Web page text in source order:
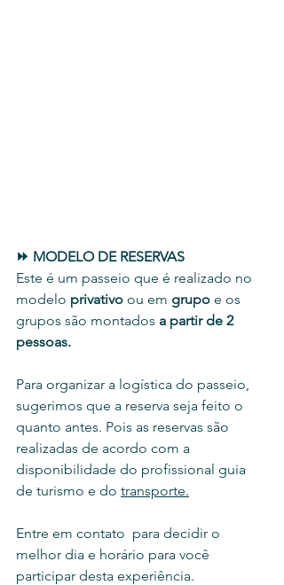
⏩ MODELO DE RESERVAS
Este é um passeio que é realizado no
modelo privativo ou em grupo e os
grupos são montados a partir de 2
pessoas.
Para organizar a logística do passeio,
sugerimos que a reserva seja feito o
quanto antes. Pois as reservas são
realizadas de acordo com a
disponibilidade do profissional guia
de turismo e do transporte.
Entre em contato  para decidir o
melhor dia e horário para você
participar desta experiência.